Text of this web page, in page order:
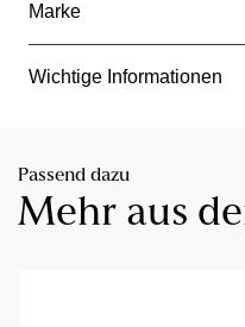
Marke
Wichtige Informationen
Passend dazu
Mehr aus